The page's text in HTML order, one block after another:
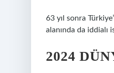
63 yıl sonra
alanında da iddialı
2024